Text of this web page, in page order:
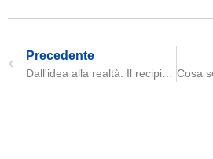
Precedente
Dall'idea alla realtà: Il recipiente a pressione Daming in azione per il nostro partner